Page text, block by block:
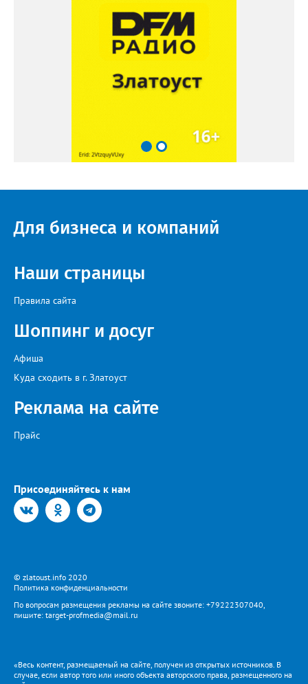
Для бизнеса и компаний
Наши страницы
Правила сайта
Шоппинг и досуг
Афиша
Куда сходить в г. Златоуст
Реклама на сайте
Прайс
Присоединяйтесь к нам
© zlatoust.info 2020
Политика конфиденциальности
По вопросам размещения рекламы на сайте звоните: +79222307040,
пишите: target-profmedia@mail.ru
«Весь контент, размещаемый на сайте, получен из открытых источников. В
случае, если автор того или иного объекта авторского права, размещенного на